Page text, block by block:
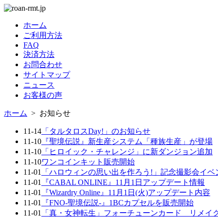
ホーム
ご利用方法
FAQ
決済方法
お問合わせ
サイトマップ
ニュース
お客様の声
ホーム > お知らせ
11-14 「タルタロスDay!」のお知らせ
11-10 『聖境伝説』新生産システム「種族生産」が登場
11-10 「ヒロイック・チャレンジ」に新ダンジョン追加
11-10ワンコインキット販売開始
11-01
「ハロウィンの思い出を作ろう!」記念撮影会イベ
11-01
『CABAL ONLINE』11月1日アップデート情報
11-01
『Wizardry Online』11月1日(火)アップデート内容
11-01
『FNO-聖境伝説-』1BCカプセルを販売開始
11-01
「真・女神転生」フォーチューンカード リメ